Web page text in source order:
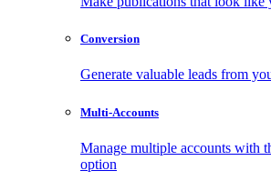
Conversion
Generate valuable leads from
Multi-Accounts
Manage multiple accounts with
option